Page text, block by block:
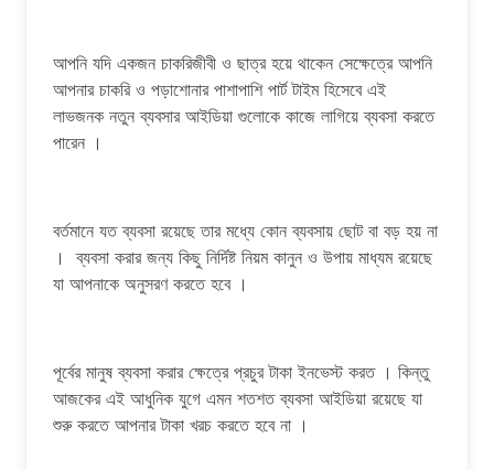
আপনি যদি একজন চাকরিজীবী ও ছাত্র হয়ে থাকেন সেক্ষেত্রে আপনি
আপনার চাকরি ও পড়াশোনার পাশাপাশি পার্ট টাইম হিসেবে এই
লাভজনক নতুন ব্যবসার আইডিয়া গুলোকে কাজে লাগিয়ে ব্যবসা করতে
পারেন ।
বর্তমানে যত ব্যবসা রয়েছে তার মধ্যে কোন ব্যবসায় ছোট বা বড় হয় না
। ব্যবসা করার জন্য কিছু নির্দিষ্ট নিয়ম কানুন ও উপায় মাধ্যম রয়েছে
যা আপনাকে অনুসরণ করতে হবে ।
পূর্বের মানুষ ব্যবসা করার ক্ষেত্রে প্রচুর টাকা ইনভেস্ট করত । কিন্তু
আজকের এই আধুনিক যুগে এমন শতশত ব্যবসা আইডিয়া রয়েছে যা
শুরু করতে আপনার টাকা খরচ করতে হবে না ।